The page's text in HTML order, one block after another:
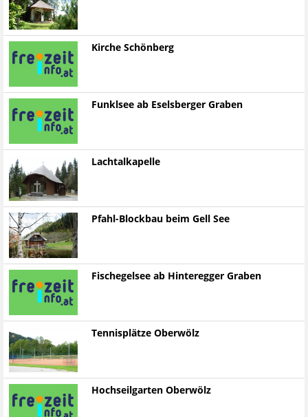
Kirche Schönberg
Funklsee ab Eselsberger Graben
Lachtalkapelle
Pfahl-Blockbau beim Gell See
Fischegelsee ab Hinteregger Graben
Tennisplätze Oberwölz
Hochseilgarten Oberwölz